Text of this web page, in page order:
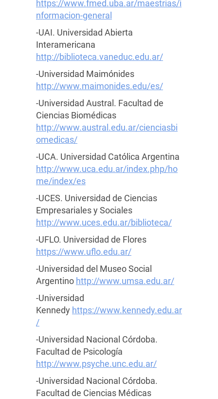
https://www.fmed.uba.ar/maestrias/i
nformacion-general
-UAI. Universidad Abierta
Interamericana
http://biblioteca.vaneduc.edu.ar/
-Universidad Maimónides
http://www.maimonides.edu/es/
-Universidad Austral. Facultad de
Ciencias Biomédicas
http://www.austral.edu.ar/cienciasbi
omedicas/
-UCA. Universidad Católica Argentina
http://www.uca.edu.ar/index.php/ho
me/index/es
-UCES. Universidad de Ciencias
Empresariales y Sociales
http://www.uces.edu.ar/biblioteca/
-UFLO. Universidad de Flores
https://www.uflo.edu.ar/
-Universidad del Museo Social
Argentino http://www.umsa.edu.ar/
-Universidad
Kennedy https://www.kennedy.edu.ar
/
-Universidad Nacional Córdoba.
Facultad de Psicología
http://www.psyche.unc.edu.ar/
-Universidad Nacional Córdoba.
Facultad de Ciencias Médicas